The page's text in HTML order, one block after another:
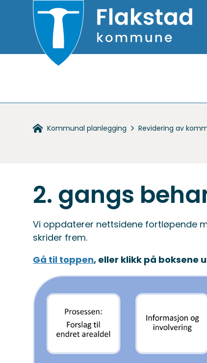
Flakstad
kommune
Du Kommunal planlegging Revidering av
2. gangs
Vi oppdaterer nettsidene fortløpende
skrider frem.
Gå til toppen, eller klikk på boksene